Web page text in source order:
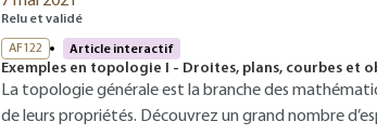
Relu et validé
AF122 Article interactif
Exemples en topologie I - Droites, plans, courbes et
La topologie générale est la branche des
de leurs propriétés. Découvrez un grand nombre